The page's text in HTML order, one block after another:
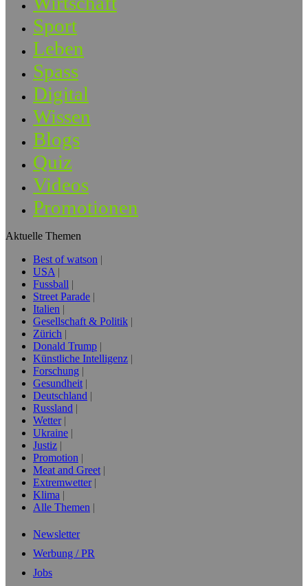
Sport
Leben
Spass
Digital
Wissen
Blogs
Quiz
Videos
Promotionen
Aktuelle Themen
Best of watson
USA
Fussball
Street Parade
Italien
Gesellschaft & Politik
Zürich
Donald Trump
Künstliche Intelligenz
Forschung
Gesundheit
Deutschland
Russland
Wetter
Ukraine
Justiz
Promotion
Meat and Greet
Extremwetter
Klima
Alle Themen
Newsletter
Werbung / PR
Jobs